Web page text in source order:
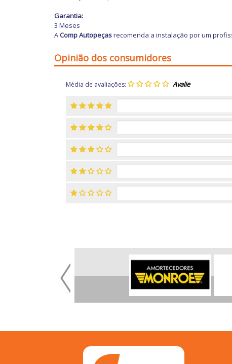
Garantia:
3 Meses
AComp Autopeçasrecomenda a instalação por um
Opinião dos consumidores
Média de avaliações: